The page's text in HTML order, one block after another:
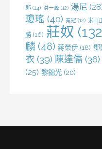
郎 (14) 洪一峰 (12) 湯尼
瓊瑤 (40) 秦冠 (12) 米山
勝 (16) 莊奴
麟 (48) 蔣榮伊 (18) 鄧
衣 (39) 陳達儒 (36)
(25) 黎錦光 (20)